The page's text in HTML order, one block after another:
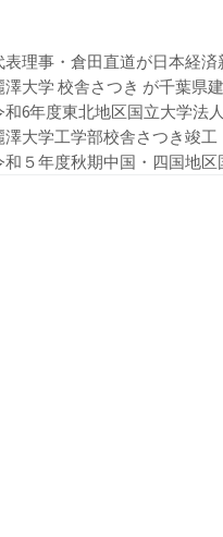
表理事・倉田直道が日本経
澤大学 校舎さつき が千葉県
和6年度東北地区国立大学
澤大学工学部校舎さつき竣工
和５年度秋期中国・四国地